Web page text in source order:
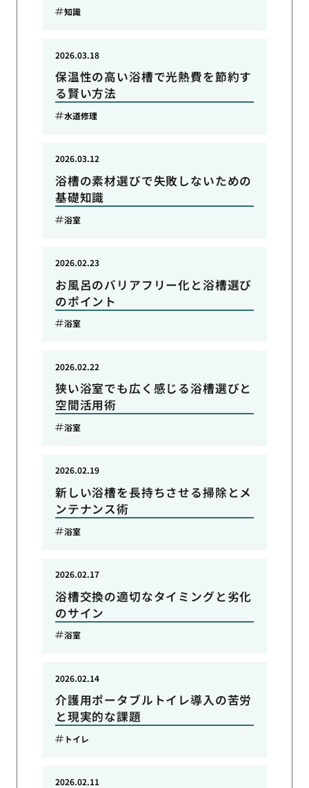
知識
保温性の高い浴槽で光熱費を節約す
る賢い方法
2026.03.18
水道修理
浴槽の素材選びで失敗しないための
基礎知識
2026.03.12
浴室
お風呂のバリアフリー化と浴槽選び
のポイント
2026.02.23
浴室
狭い浴室でも広く感じる浴槽選びと
空間活用術
2026.02.22
浴室
新しい浴槽を長持ちさせる掃除とメ
ンテナンス術
2026.02.19
浴室
浴槽交換の適切なタイミングと劣化
のサイン
2026.02.17
浴室
介護用ポータブルトイレ導入の苦労
と現実的な課題
2026.02.14
トイレ
2026.02.11